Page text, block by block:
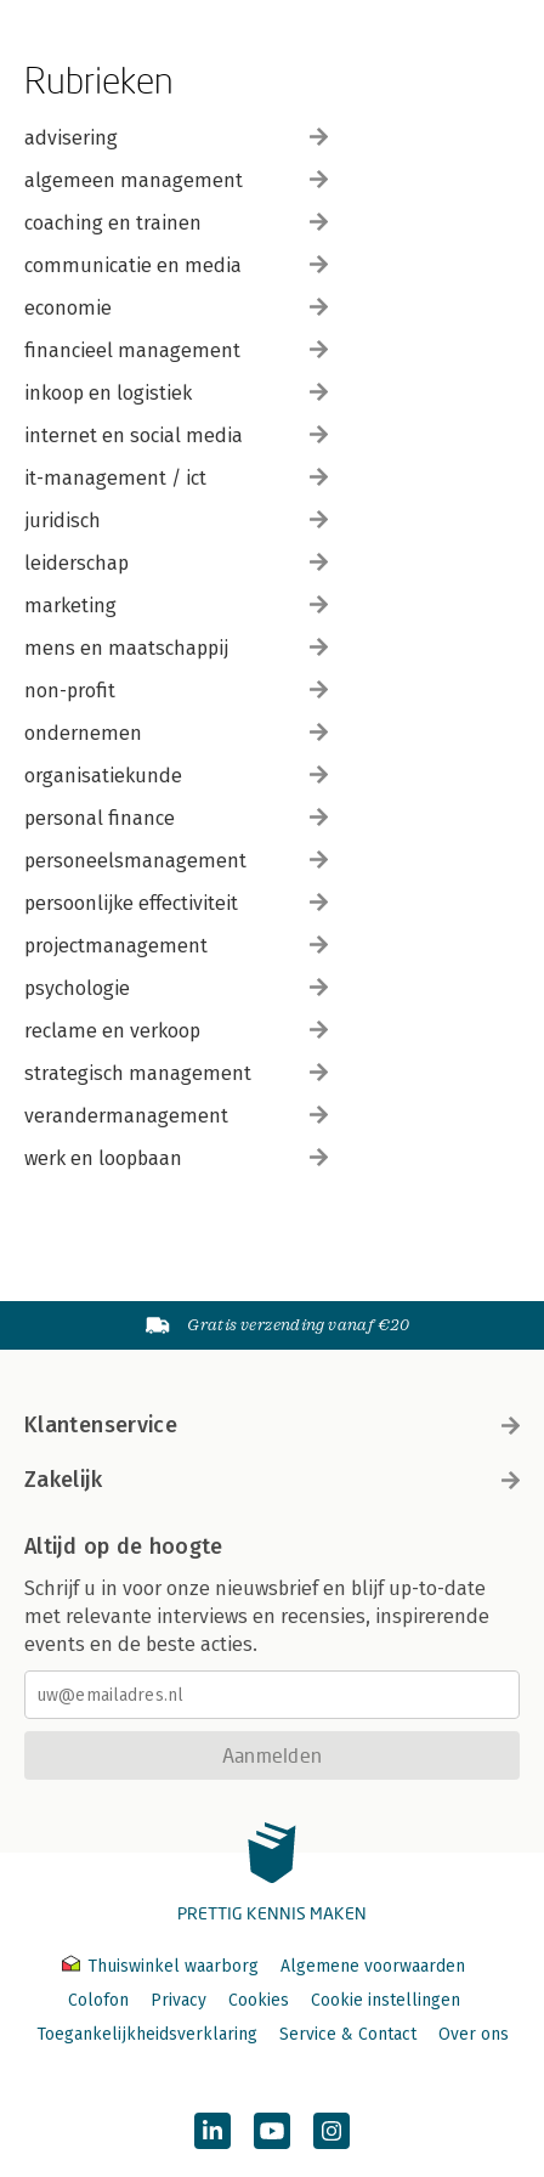
Rubrieken
advisering
algemeen management
coaching en trainen
communicatie en media
economie
financieel management
inkoop en logistiek
internet en social media
it-management / ict
juridisch
leiderschap
marketing
mens en maatschappij
non-profit
ondernemen
organisatiekunde
personal finance
personeelsmanagement
persoonlijke effectiviteit
projectmanagement
psychologie
reclame en verkoop
strategisch management
verandermanagement
werk en loopbaan
Gratis verzending vanaf €20
Klantenservice
Zakelijk
Altijd op de hoogte
Schrijf u in voor onze nieuwsbrief en blijf up-to-date
met relevante interviews en recensies, inspirerende
events en de beste acties.
Aanmelden
PRETTIG KENNIS MAKEN
Thuiswinkel waarborg
Algemene voorwaarden
Colofon
Privacy Cookies
Cookie instellingen
Toegankelijkheidsverklaring
Service & Contact Over ons